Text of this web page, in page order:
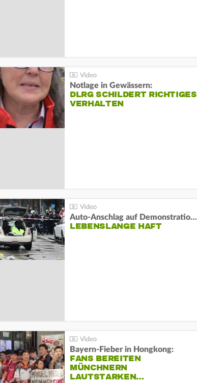
Notlage in Gewässern:
DLRG SCHILDERT RICHTIGES
VERHALTEN
Auto-Anschlag auf Demonstration in München:
LEBENSLANGE HAFT
Bayern-Fieber in Hongkong:
FANS BEREITEN
MÜNCHNERN
LAUTSTARKEN…